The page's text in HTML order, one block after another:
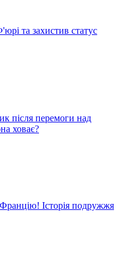
та захистив статус
після перемоги над
ховає?
Історія подружжя